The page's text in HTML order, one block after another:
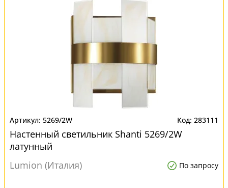
5269/2W 283111
Настенный светильник Shanti 5269/2W
латунный
Lumion (Италия)
По запросу